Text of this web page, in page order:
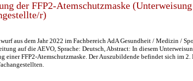
der FFP2-Atemschutzmaske (Unterweisung
r)
aus dem Jahr 2022 im Fachbereich AdA Gesundheit / Medizin /
auf die AEVO, Sprache: Deutsch, Abstract: In diesem
einer FFP2-Atemschutzmaske. Der Auszubildende befindet sich im